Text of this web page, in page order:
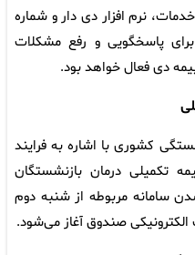
نرم افزار دی دار و شماره
برای پاسخگویی و رفع مشکلات
دی فعال خواهد بود.
کشوری با اشاره به فرایند
تکمیلی درمان بازنشستگان
سامانه مربوطه از شنبه دوم